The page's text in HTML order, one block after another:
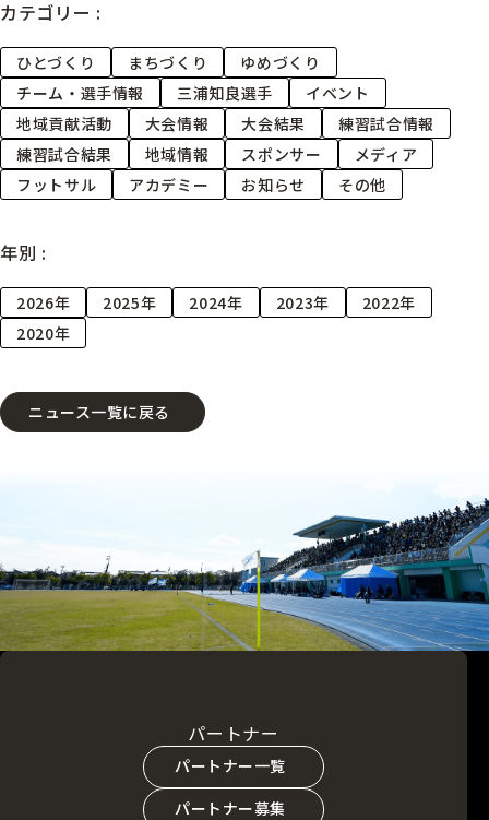
カテゴリー :
ひとづくり まちづくり
ゆめづくり
チーム・選手情報
三浦知良選手
イベント
地域貢献活動
大会情報 大会結果
練習試合情報
練習試合結果
地域情報 スポンサー
メディア
フットサル
アカデミー お知らせ その他
年別 :
2026年 2025年 2024年 2023年
2022年
2020年
ニュース一覧に戻る
パートナー
パートナー一覧
パートナー募集